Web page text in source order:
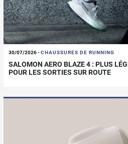
30/07/2026-CHAUSSURES DE RUNNING
SALOMON AERO BLAZE 4 : PLUS
POUR LES SORTIES SUR ROUTE